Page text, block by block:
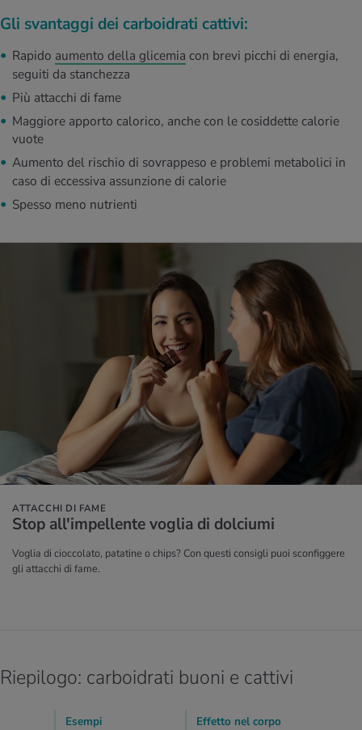
ATTACCHI DI FAME
Stop al­l'im­pel­len­te vo­glia di dol­ciu­mi
Voglia di cioccolato, patatine o chips? Con questi consigli puoi sconfiggere
gli attacchi di fame.
Gli svantaggi dei carboidrati cattivi:
Rapido aumento della glicemia con brevi picchi di energia,
seguiti da stanchezza
Più attacchi di fame
Maggiore apporto calorico, anche con le cosiddette calorie
vuote
Aumento del rischio di sovrappeso e problemi metabolici in
caso di eccessiva assunzione di calorie
Spesso meno nutrienti
Riepilogo: carboidrati buoni e cattivi
Esempi Effetto nel corpo